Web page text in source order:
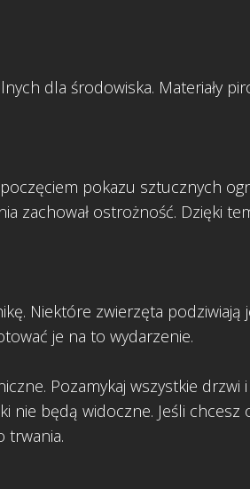
dla środowiska. Materiały
pokazu sztucznych
zachował ostrożność. Dzięki
Niektóre zwierzęta podziwiają
je na to wydarzenie.
Pozamykaj wszystkie drzwi
nie będą widoczne. Jeśli
trwania.